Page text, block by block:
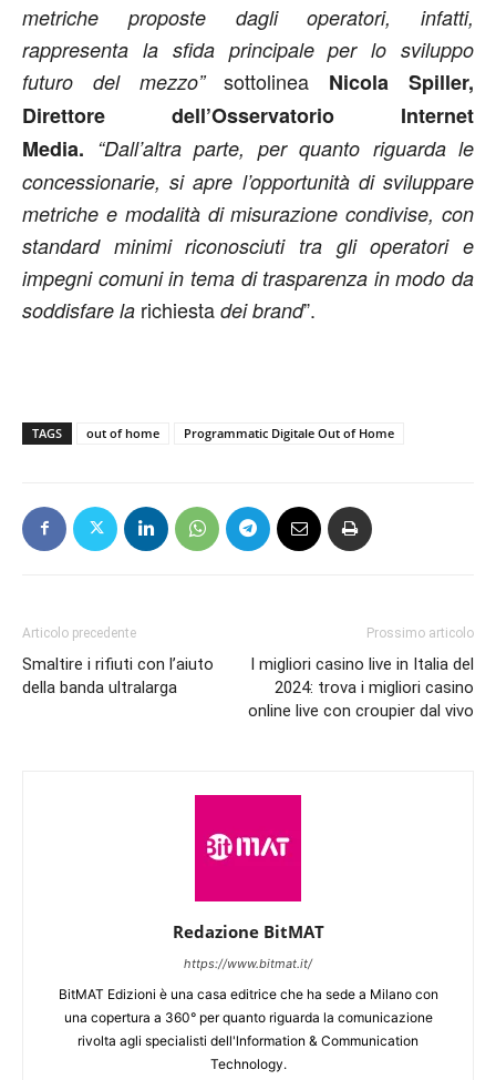
metriche proposte dagli operatori, infatti,
rappresenta la sfida principale per lo sviluppo
futuro del mezzo”sottolinea Nicola Spiller,
Direttore dell’Osservatorio Internet
Media. “Dall’altra parte, per quanto riguarda le
concessionarie, si apre l’opportunità di sviluppare
metriche e modalità di misurazione condivise, con
standard minimi riconosciuti tra gli operatori e
impegni comuni in tema di trasparenza in modo da
soddisfare la richiesta dei brand”.
TAGS out of home Programmatic Digitale Out of Home
Articolo precedente
Smaltire i rifiuti con l’aiuto
della banda ultralarga
Prossimo articolo
I migliori casino live in Italia del
2024: trova i migliori casino
online live con croupier dal vivo
Redazione BitMAT
https://www.bitmat.it/
BitMAT Edizioni è una casa editrice che ha sede a Milano con
una copertura a 360° per quanto riguarda la comunicazione
rivolta agli specialisti dell'lnformation & Communication
Technology.